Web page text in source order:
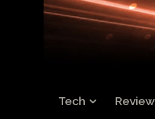
Tech